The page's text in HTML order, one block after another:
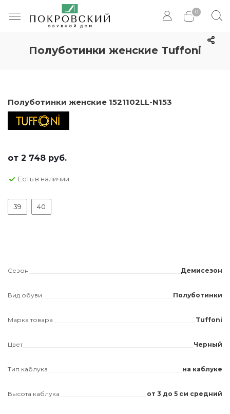
0
Полуботинки женские Tuffoni
Полуботинки женские 1521102LL-N153
от 2 748 руб.
Есть в наличии
39 40
Сезон Демисезон
Вид обуви Полуботинки
Марка товара Tuffoni
Цвет Черный
Тип каблука на каблуке
Высота каблука от 3 до 5 см средний